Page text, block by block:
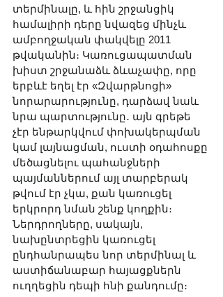
տերմինալը, և հին շրջանցիկ
համալիրի դերը նվազեց մինչև
ամբողջական փակվելը 2011
թվականին։ Կառուցապատման
խիստ շրջանաձև ձևաչափը, որը
երբևէ եղել էր «Զվարթնոցի»
նորարարությունը, դարձավ նաև
նրա պարտությունը․ այն գրեթե
չէր ենթարկվում փոխակերպման
կամ լայնացման, ուստի օդահոսքը
մեծացնելու պահանջների
պայմաններում այլ տարբերակ
թվում էր չկա, քան կառուցել
երկրորդ նման շենք կողքին։
Ներդրողները, սակայն,
նախընտրեցին կառուցել
ընդհանրապես նոր տերմինալ և
աստիճանաբար հայացքներն
ուղղեցին դեպի հնի քանդումը։